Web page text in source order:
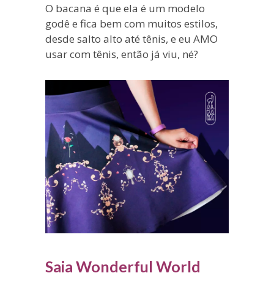
O bacana é que ela é um modelo
godê e fica bem com muitos estilos,
desde salto alto até tênis, e eu AMO
usar com tênis, então já viu, né?
Saia Wonderful World